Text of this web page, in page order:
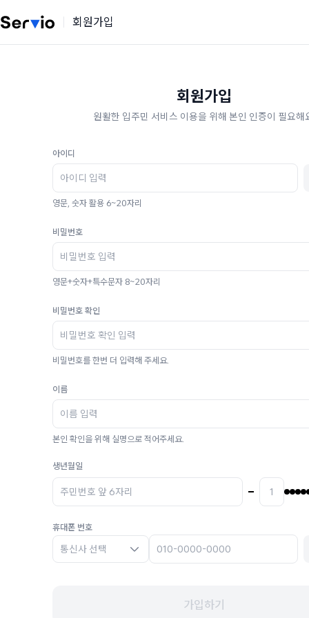
회원가입
회원가입
원활한 입주민 서비스 이용을 위해 본인 인증이 필요해
아이디
영문, 숫자 활용 6~20자리
비밀번호
영문+숫자+특수문자 8~20자리
비밀번호 확인
비밀번호를 한번 더 입력해 주세요.
이름
본인 확인을 위해 실명으로 적어주세요.
생년월일
휴대폰 번호
통신사 선택
가입하기